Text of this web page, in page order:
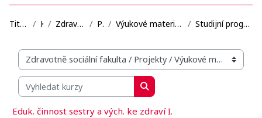
Titulní stránka Kurzy Zdravotně sociální fakulta Projekty Výukové materiály se zaměřením na blended learning... Studijní program Specializace v ošetřovatelství
Organizační struktura kurzů
Vyhledat kurzy
Vyhledat kurzy
Eduk. činnost sestry a vých. ke zdraví I.